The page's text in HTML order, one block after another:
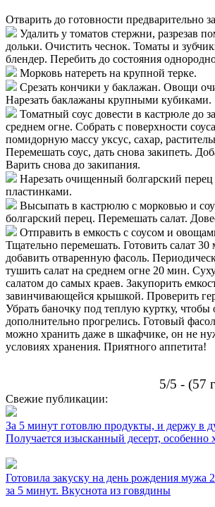
Отварить до готовности предварительно
Удалить у томатов стержни, разрезав
дольки. Очистить чеснок. Томаты и
блендер. Перебить до состояния
Морковь натереть на крупной терке.
Срезать кончики у баклажан. Овощи
Нарезать баклажаны крупными кубиками.
Томатный соус довести в кастрюле до
среднем огне. Собрать с поверхности
помидорную массу уксус, сахар,
Перемешать соус, дать снова закипеть.
Варить снова до закипания.
Нарезать очищенный болгарский
пластинками.
Высыпать в кастрюлю с морковью и
болгарский перец. Перемешать салат.
Отправить в емкость с соусом и
Тщательно перемешать. Готовить салат 30
добавить отваренную фасоль.
тушить салат на среднем огне 20 мин.
салатом до самых краев. Закупорить
завинчивающейся крышкой. Проверить
Убрать баночку под теплую куртку, чтобы
дополнительно прогрелись. Готовый
можно хранить даже в шкафчике, он не
условиях хранения. Приятного аппетита!
5/5 - (57
Свежие публикации:
За 5 минут готовлю продукты, и держу в
Получается изысканный десерт,
Готовила закуску на день рождения мужа
за 5 минут. Вкуснота из говядины